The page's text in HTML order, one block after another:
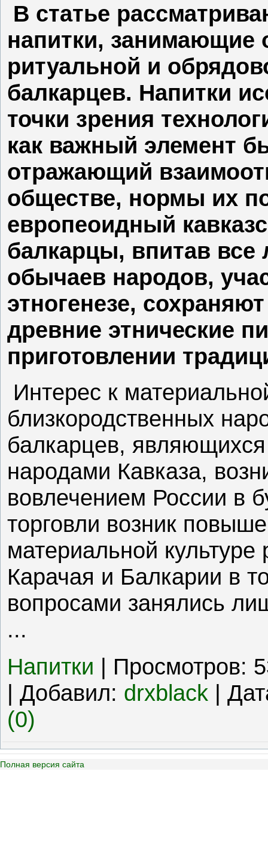
В статье
напитки, занимающие
ритуальной и
балкарцев. Напитки
точки зрения
как важный элемент
отражающий
обществе, нормы их
европеоидный
балкарцы, впитав все
обычаев народов,
этногенезе,
древние этнические
приготовлении
Интерес к
близкородственных
балкарцев,
народами Кавказа,
вовлечением России в
торговли возник
материальной
Карачая и Балкарии в
вопросами занялись
...
Напитки | Просмотров:
| Добавил: drxblack |
(0)
Полная версия сайта